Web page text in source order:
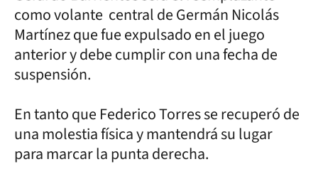
como volante central de Germán Nicolás
Martínez que fue expulsado en el juego
anterior y debe cumplir con una fecha de
suspensión.
En tanto que Federico Torres se recuperó de
una molestia física y mantendrá su lugar
para marcar la punta derecha.